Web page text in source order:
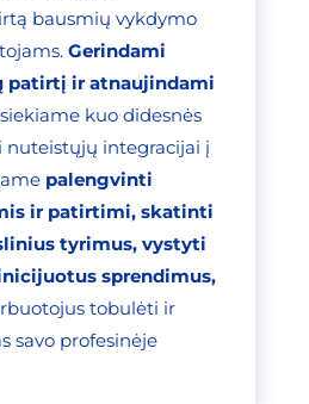
bausmių vykdymo
Gerindami
patirtį ir atnaujindami
kuo didesnės
nuteistųjų integracijai į
palengvinti
ir patirtimi, skatinti
tyrimus, vystyti
sprendimus,
tobulėti ir
savo profesinėje